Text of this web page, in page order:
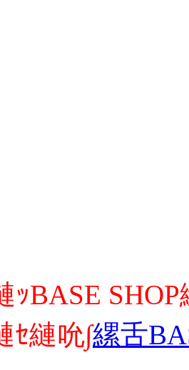
ｯBASE
ｾ縺吮∫縲舌